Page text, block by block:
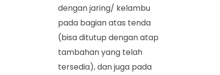
dengan jaring/ kelambu
pada bagian atas tenda
(bisa ditutup dengan atap
tambahan yang telah
tersedia), dan juga pada